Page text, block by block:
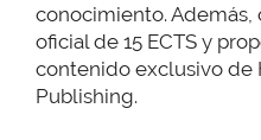
conocimiento.
oficial de 15 ECTS y
contenido exclusivo de
Publishing.